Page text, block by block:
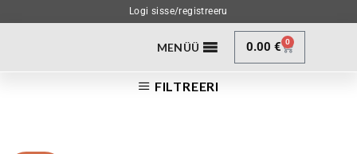
Logi sisse/registreeru
MENÜÜ 0.00€ 0
FILTREERI